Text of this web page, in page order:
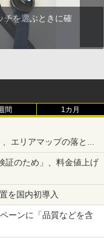
チを選ぶときに確
間 1カ月
エリアマップの落とし
証のため」、料金値上げ
を国内初導入
ーンに「品質などを含